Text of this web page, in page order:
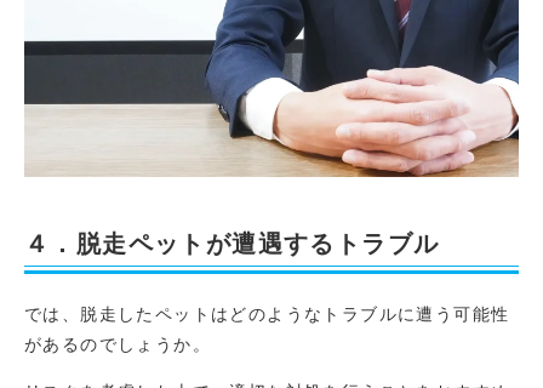
４．脱走ペットが遭遇するトラブル
では、脱走したペットはどのようなトラブルに遭う可能性
があるのでしょうか。